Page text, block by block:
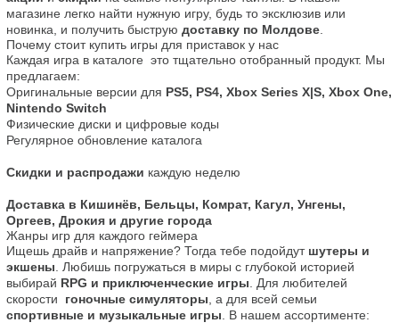
магазине легко найти нужную игру, будь то эксклюзив или
новинка, и получить быструю доставку по Молдове
Почему стоит купить игры для приставок у нас
Каждая игра в каталоге  это тщательно отобранный продукт. Мы
предлагаем:
Оригинальные версии для PS5, PS4, Xbox Series X|S, Xbox One,
Nintendo Switch
Физические диски и цифровые коды
Регулярное обновление каталога
Скидки и распродажи каждую неделю
Доставка в Кишинёв, Бельцы, Комрат, Кагул, Унгены,
Оргеев, Дрокия и другие города
Жанры игр для каждого геймера
Ищешь драйв и напряжение? Тогда тебе подойдут шутеры и
экшены . Любишь погружаться в миры с глубокой историей
выбирай RPG и приключенческие игры . Для любителей
скорости гоночные симуляторы
спортивные и музыкальные игры . В нашем ассортименте: